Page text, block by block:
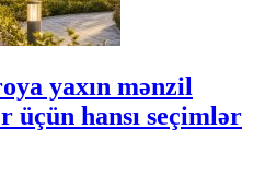
yaxın mənzil
üçün hansı seçimlər